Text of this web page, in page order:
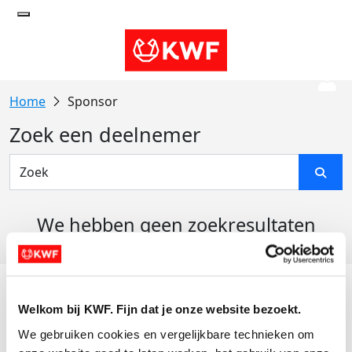
Welkom bij KWF. Fijn dat je onze website bezoekt.
We gebruiken cookies en vergelijkbare technieken om
Sponsor
Zoek een deelnemer
We hebben geen zoekresultaten
Actiematerialen
Evenementen